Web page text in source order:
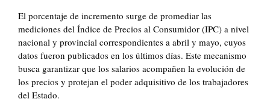
El porcentaje de incremento surge de promediar las
mediciones del Índice de Precios al Consumidor (IPC) a nivel
nacional y provincial correspondientes a abril y mayo, cuyos
datos fueron publicados en los últimos días. Este mecanismo
busca garantizar que los salarios acompañen la evolución de
los precios y protejan el poder adquisitivo de los trabajadores
del Estado.